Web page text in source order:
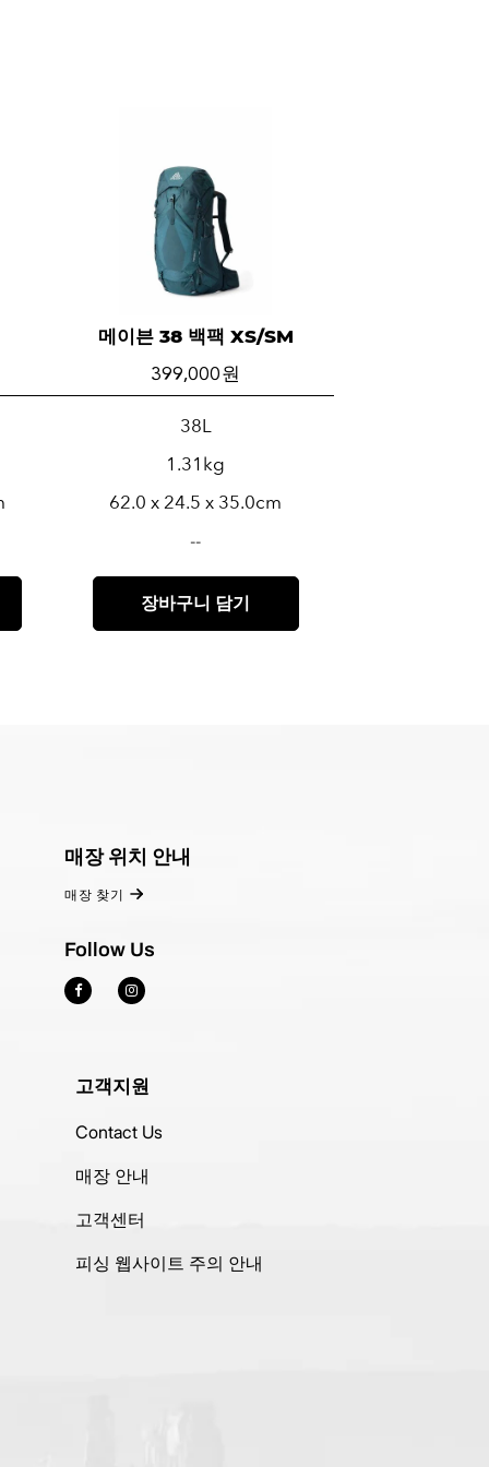
메이븐 38 백팩 XS/SM
399,000 원
38L
1.31kg
62.0 x 24.5 x 35.0cm
--
장바구니 담기
매장 위치 안내
매장 찾기
Follow Us
고객지원
Contact Us
매장 안내
고객센터
피싱 웹사이트 주의 안내